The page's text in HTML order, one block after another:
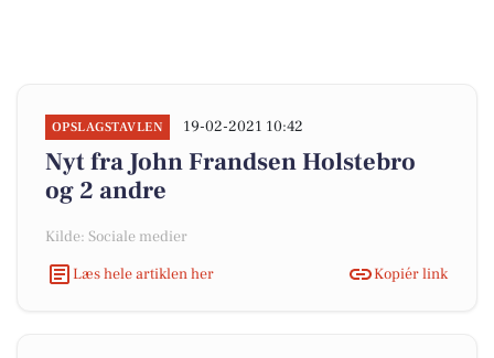
OPSLAGSTAVLEN 19-02-2021 10:42
Nyt fra John Frandsen Holstebro
og 2 andre
Kilde: Sociale medier
Læs hele artiklen her
Kopiér link